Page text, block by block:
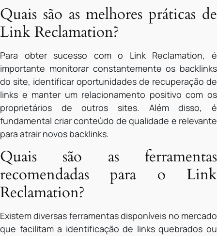
Quais são as melhores práticas de
Link Reclamation?
Para obter sucesso com o Link Reclamation, é
importante monitorar constantemente os backlinks
do site, identificar oportunidades de recuperação de
links e manter um relacionamento positivo com os
proprietários de outros sites. Além disso, é
fundamental criar conteúdo de qualidade e relevante
para atrair novos backlinks.
Quais são as ferramentas
recomendadas para o Link
Reclamation?
Existem diversas ferramentas disponíveis no mercado
que facilitam a identificação de links quebrados ou